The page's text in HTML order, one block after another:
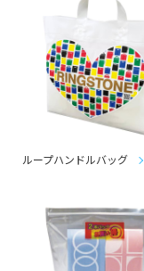
ループハンドルバッグ